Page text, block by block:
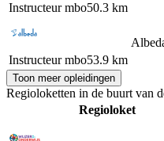
Instructeur mbo50.3 km
Instructeur mbo53.9 km
Toon meer opleidingen
Regioloketten in de buurt van
Regioloket